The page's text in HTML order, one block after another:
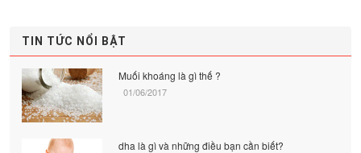
TIN TỨC NỔI BẬT
Muối khoáng là gì thế ?
01/06/2017
dha là gì và những điều bạn cần biết?